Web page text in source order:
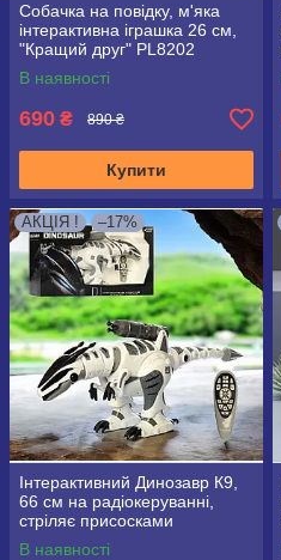
Собачка на повідку, м'яка
інтерактивна іграшка 26 см,
"Кращий друг" PL8202
В наявності
690 ₴ 890 ₴
Купити
АКЦІЯ ! –17%
Інтерактивний Динозавр К9,
66 см на радіокеруванні,
стріляє присосками
В наявності